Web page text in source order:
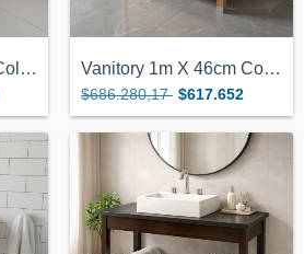
Vanitory 62 x 38 cm Color Wengue Con 2 P... Vanitory 1m X 46cm Color Miel Con Bacha...
$686.280,17 $617.652